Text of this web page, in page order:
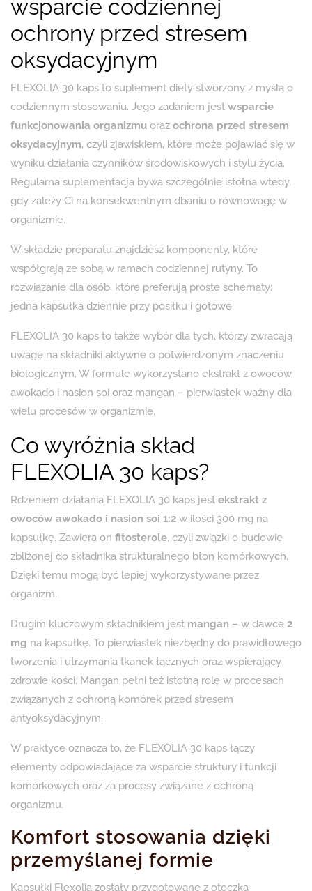
wsparcie codziennej
ochrony przed stresem
oksydacyjnym
FLEXOLIA 30 kaps to suplement diety stworzony z myślą o
codziennym stosowaniu. Jego zadaniem jest wsparcie
funkcjonowania organizmu oraz ochrona przed stresem
oksydacyjnym, czyli zjawiskiem, które może pojawiać się w
wyniku działania czynników środowiskowych i stylu życia.
Regularna suplementacja bywa szczególnie istotna wtedy,
gdy zależy Ci na konsekwentnym dbaniu o równowagę w
organizmie.
W składzie preparatu znajdziesz komponenty, które
współgrają ze sobą w ramach codziennej rutyny. To
rozwiązanie dla osób, które preferują proste schematy:
jedna kapsułka dziennie przy posiłku i gotowe.
FLEXOLIA 30 kaps to także wybór dla tych, którzy zwracają
uwagę na składniki aktywne o potwierdzonym znaczeniu
biologicznym. W formule wykorzystano ekstrakt z owoców
awokado i nasion soi oraz mangan – pierwiastek ważny dla
wielu procesów w organizmie.
Co wyróżnia skład
FLEXOLIA 30 kaps?
Rdzeniem działania FLEXOLIA 30 kaps jest ekstrakt z
owoców awokado i nasion soi 1:2 w ilości 300 mg na
kapsułkę. Zawiera on fitosterole, czyli związki o budowie
zbliżonej do składnika strukturalnego błon komórkowych.
Dzięki temu mogą być lepiej wykorzystywane przez
organizm.
Drugim kluczowym składnikiem jest mangan – w dawce 2
mg na kapsułkę. To pierwiastek niezbędny do prawidłowego
tworzenia i utrzymania tkanek łącznych oraz wspierający
zdrowie kości. Mangan pełni też istotną rolę w procesach
związanych z ochroną komórek przed stresem
antyoksydacyjnym.
W praktyce oznacza to, że FLEXOLIA 30 kaps łączy
elementy odpowiadające za wsparcie struktury i funkcji
komórkowych oraz za procesy związane z ochroną
organizmu.
Komfort stosowania dzięki
przemyślanej formie
Kapsułki Flexolia zostały przygotowane z otoczką